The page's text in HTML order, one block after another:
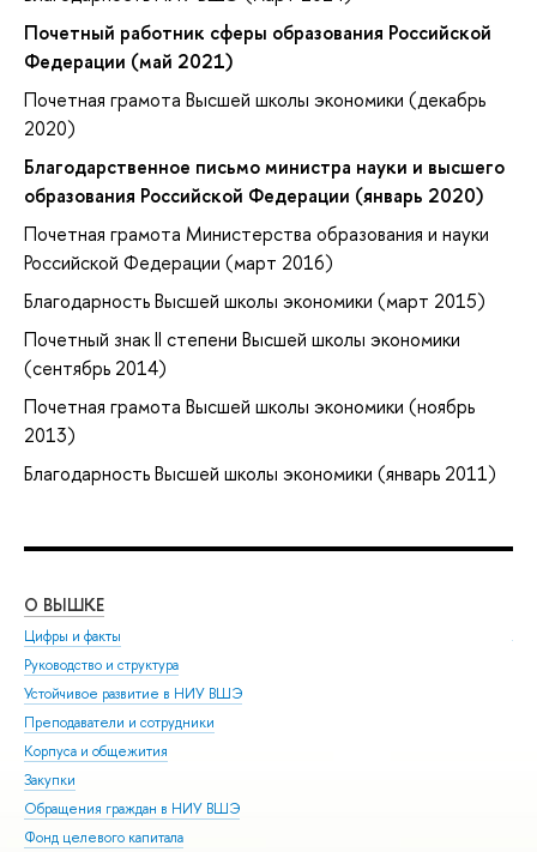
Почетный работник сферы образования Российской
Федерации (май 2021)
Почетная грамота Высшей школы экономики (декабрь
2020)
Благодарственное письмо министра науки и высшего
образования Российской Федерации (январь 2020)
Почетная грамота Министерства образования и науки
Российской Федерации (март 2016)
Благодарность Высшей школы экономики (март 2015)
Почетный знак II степени Высшей школы экономики
(сентябрь 2014)
Почетная грамота Высшей школы экономики (ноябрь
2013)
Благодарность Высшей школы экономики (январь 2011)
О ВЫШКЕ
Цифры и факты
Руководство и структура
Устойчивое развитие в НИУ ВШЭ
Преподаватели и сотрудники
Корпуса и общежития
Закупки
Обращения граждан в НИУ ВШЭ
Фонд целевого капитала